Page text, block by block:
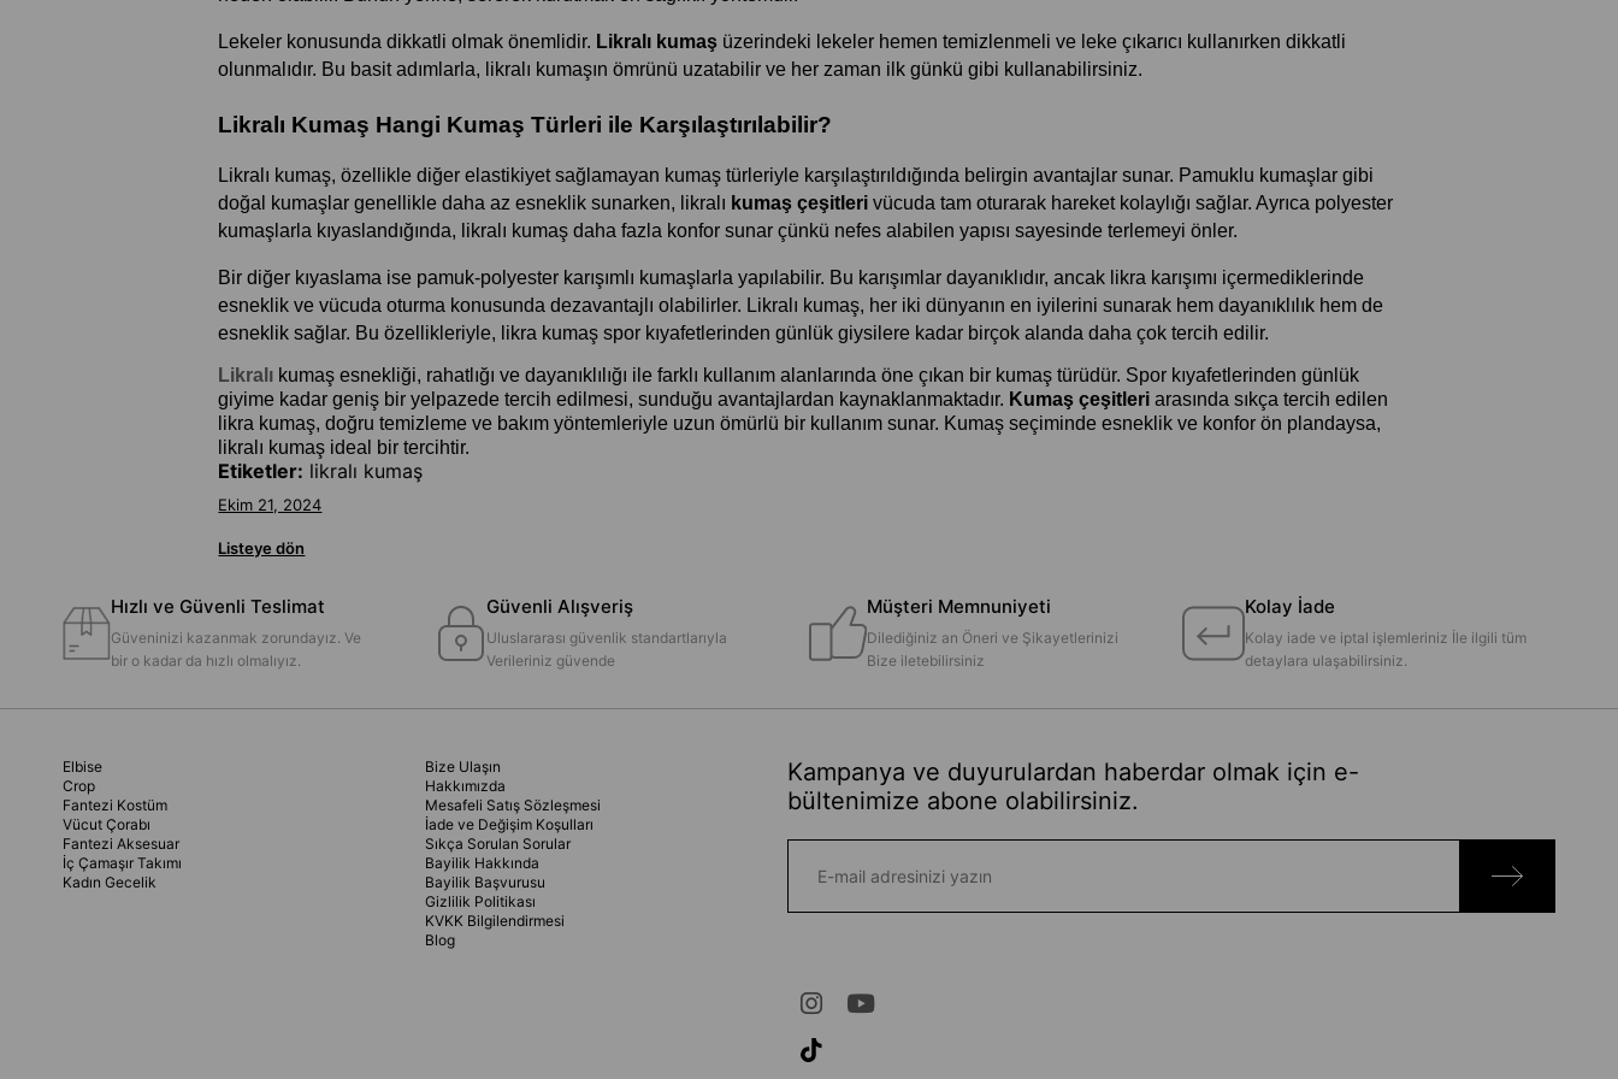
Lekeler konusunda dikkatli olmak önemlidir. Likralı kumaş üzerindeki lekeler hemen temizlenmeli ve leke çıkarıcı kullanırken dikkatli
olunmalıdır. Bu basit adımlarla, likralı kumaşın ömrünü uzatabilir ve her zaman ilk günkü gibi kullanabilirsiniz.
Likralı Kumaş Hangi Kumaş Türleri ile Karşılaştırılabilir?
Likralı kumaş, özellikle diğer elastikiyet sağlamayan kumaş türleriyle karşılaştırıldığında belirgin avantajlar sunar. Pamuklu kumaşlar gibi
doğal kumaşlar genellikle daha az esneklik sunarken, likralı kumaş çeşitleri vücuda tam oturarak hareket kolaylığı sağlar. Ayrıca polyester
kumaşlarla kıyaslandığında, likralı kumaş daha fazla konfor sunar çünkü nefes alabilen yapısı sayesinde terlemeyi önler.
Bir diğer kıyaslama ise pamuk-polyester karışımlı kumaşlarla yapılabilir. Bu karışımlar dayanıklıdır, ancak likra karışımı içermediklerinde
esneklik ve vücuda oturma konusunda dezavantajlı olabilirler. Likralı kumaş, her iki dünyanın en iyilerini sunarak hem dayanıklılık hem de
esneklik sağlar. Bu özellikleriyle, likra kumaş spor kıyafetlerinden günlük giysilere kadar birçok alanda daha çok tercih edilir.
Likralı kumaş esnekliği, rahatlığı ve dayanıklılığı ile farklı kullanım alanlarında öne çıkan bir kumaş türüdür. Spor kıyafetlerinden günlük
giyime kadar geniş bir yelpazede tercih edilmesi, sunduğu avantajlardan kaynaklanmaktadır. Kumaş çeşitleri arasında sıkça tercih edilen
likra kumaş, doğru temizleme ve bakım yöntemleriyle uzun ömürlü bir kullanım sunar. Kumaş seçiminde esneklik ve konfor ön plandaysa,
likralı kumaş ideal bir tercihtir.
Etiketler: likralı kumaş
Ekim 21, 2024
Listeye dön
Hızlı ve Güvenli Teslimat
Güveninizi kazanmak zorundayız. Ve
bir o kadar da hızlı olmalıyız.
Güvenli Alışveriş
Uluslararası güvenlik standartlarıyla
Verileriniz güvende
Müşteri Memnuniyeti
Dilediğiniz an Öneri ve Şikayetlerinizi
Bize iletebilirsiniz
Kolay İade
Kolay iade ve iptal işlemleriniz İle ilgili tüm
detaylara ulaşabilirsiniz.
Elbise
Crop
Fantezi Kostüm
Vücut Çorabı
Fantezi Aksesuar
İç Çamaşır Takımı
Kadın Gecelik
Bize Ulaşın
Hakkımızda
Mesafeli Satış Sözleşmesi
İade ve Değişim Koşulları
Sıkça Sorulan Sorular
Bayilik Hakkında
Bayilik Başvurusu
Gizlilik Politikası
KVKK Bilgilendirmesi
Blog
Kampanya ve duyurulardan haberdar olmak için e-
bültenimize abone olabilirsiniz.